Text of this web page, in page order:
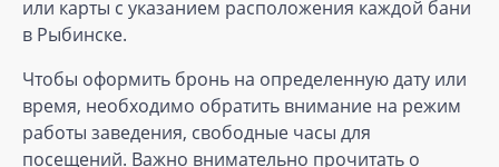
или карты с указанием расположения каждой бани
в Рыбинске.
Чтобы оформить бронь на определенную дату или
время, необходимо обратить внимание на режим
работы заведения, свободные часы для
посещений. Важно внимательно прочитать о